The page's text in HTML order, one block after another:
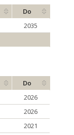
Do
2035
Do
2026
2026
2021